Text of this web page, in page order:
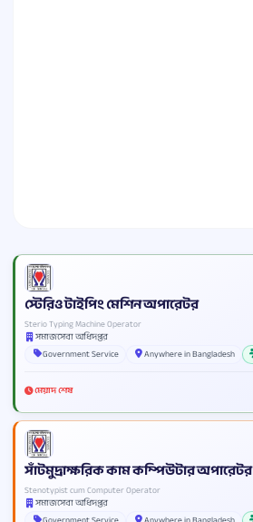
স্টেরিও টাইপিং মেশিন অপারেটর
Sterio Typing Machine Operator
সমাজসেবা অধিদপ্তর
Government Service
Anywhere in Bangladesh
মেয়াদ শেষ
সাঁটমুদ্রাক্ষরিক কাম কম্পিউটার অপারেটর
Stenotypist cum Computer Operator
সমাজসেবা অধিদপ্তর